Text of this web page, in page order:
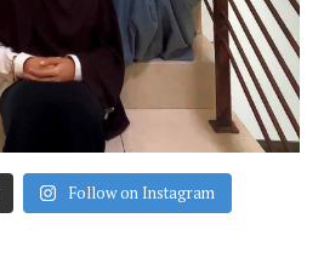
Follow on Instagram